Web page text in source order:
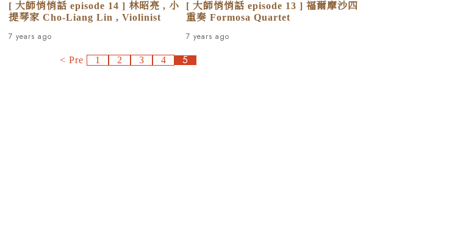
[ 大師悄悄話 episode 14 ] 林昭亮 , 小
提琴家 Cho-Liang Lin , Violinist
7 years ago
[ 大師悄悄話 episode 13 ] 福爾摩沙四
重奏 Formosa Quartet
7 years ago
<< 1 2 3 4 5